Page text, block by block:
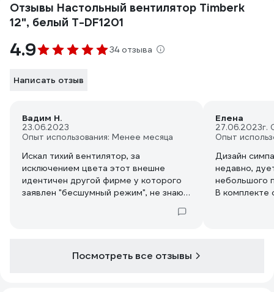
Отзывы Настольный вентилятор Timberk
12", белый T-DF1201
4.9 34 отзыва
Написать отзыв
Вадим Н.
23.06.2023
Опыт использования: Менее месяца
Искал тихий вентилятор, за
исключением цвета этот внешне
идентичен другой фирме у которого
заявлен "бесшумный режим", не знаю
данного вентилятора все 3 скорости
на фотике в режиме спорт - 240 к/с,
Елена
27.06.2023г.
Опыт
Дизайн
недавно,
небольшого
В комплекте
Посмотреть все отзывы